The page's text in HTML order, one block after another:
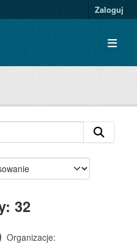
Zaloguj
32
Organizacje: